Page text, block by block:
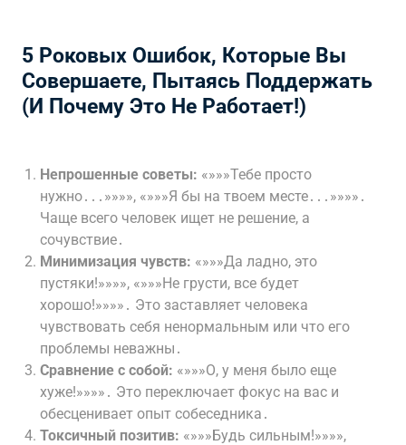
5 Роковых Ошибок, Которые Вы
Совершаете, Пытаясь Поддержать
(И Почему Это Не Работает!)
Непрошенные советы: «»»»Тебе просто
нужно․․․»»»», «»»»Я бы на твоем месте․․․»»»»․
Чаще всего человек ищет не решение, а
сочувствие․
Минимизация чувств: «»»»Да ладно, это
пустяки!»»»», «»»»Не грусти, все будет
хорошо!»»»»․ Это заставляет человека
чувствовать себя ненормальным или что его
проблемы неважны․
Сравнение с собой: «»»»О, у меня было еще
хуже!»»»»․ Это переключает фокус на вас и
обесценивает опыт собеседника․
Токсичный позитив: «»»»Будь сильным!»»»»,